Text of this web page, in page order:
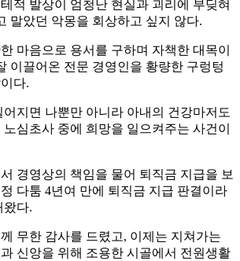
적 발상이 엄청난 현실과 괴리에 부딪혀
말았던 악몽을 회상하고 싶지 않다.
마음으로 용서를 구하며 자책한 대목이
이끌어온 전문 경영인을 황량한 구렁텅
다.
어지면 나뿐만 아니라 아내의 건강마저도
심초사 중에 희망을 일으켜주는 사건이
경영상의 책임을 물어 퇴직금 지급을 보
다툼 4년여 만에 퇴직금 지급 판결이라
왔다.
무한 감사를 드렸고, 이제는 지쳐가는
신앙을 위해 조용한 시골에서 전원생활